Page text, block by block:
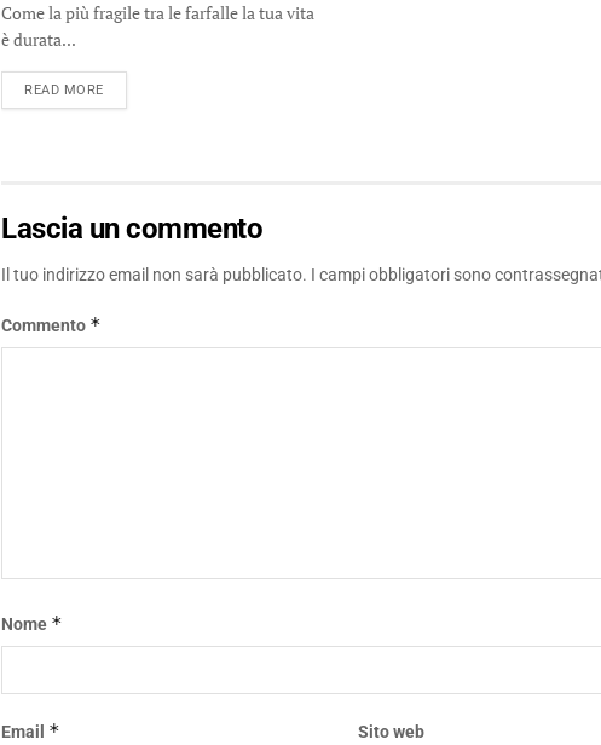
Come la più fragile tra le farfalle la tua vita
è durata...
READ MOREDETAILS
Lascia un commento
Il tuo indirizzo email non sarà pubblicato. I campi obbligatori sono
Commento *
Nome *
Email * Sito web